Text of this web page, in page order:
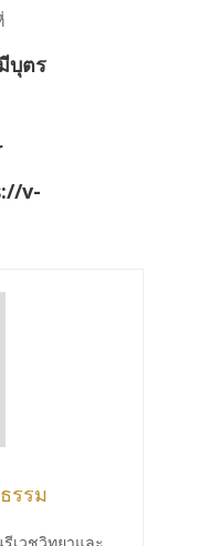
บุตร
v-
รรม